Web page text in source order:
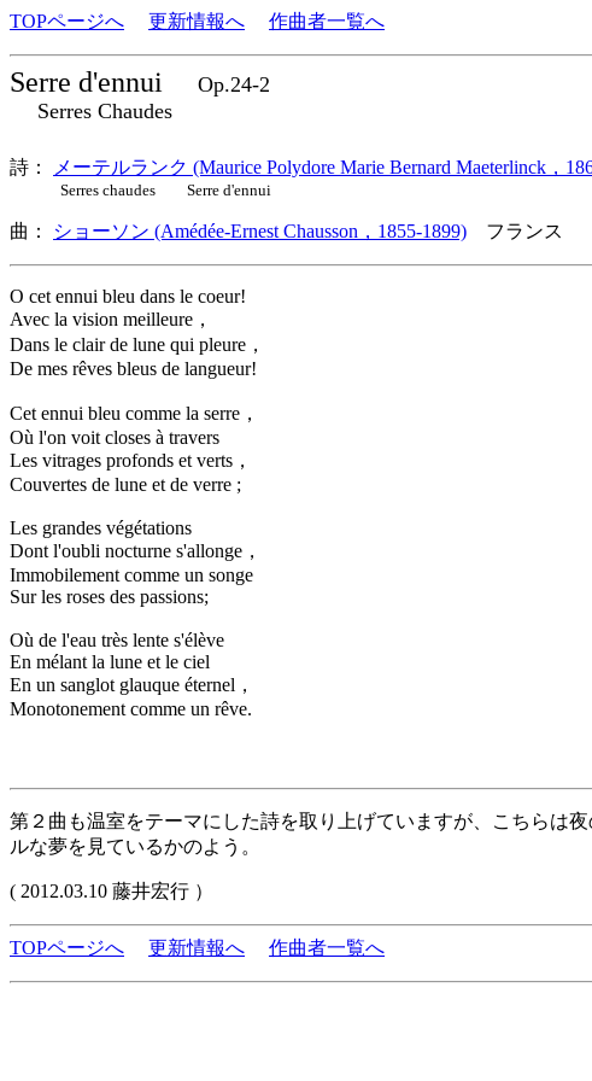
TOPページへ 更新情報へ 作曲者一覧へ
Serre d'ennui
Op.24-2
Serres Chaudes
詩： メーテルランク (Maurice Polydore Marie Bernard Maeterlinck，
Serres chaudes Serre d'ennui
曲： ショーソン (Amédée-Ernest Chausson，1855-1899) フランス
O cet ennui bleu dans le coeur!
Avec la vision meilleure，
Dans le clair de lune qui pleure，
De mes rêves bleus de langueur!
Cet ennui bleu comme la serre，
Où l'on voit closes à travers
Les vitrages profonds et verts，
Couvertes de lune et de verre ;
Les grandes végétations
Dont l'oubli nocturne s'allonge，
Immobilement comme un songe
Sur les roses des passions;
Où de l'eau très lente s'élève
En mélant la lune et le ciel
En un sanglot glauque éternel，
Monotonement comme un rêve.
第２曲も温室をテーマにした詩を取り上げていますが、こちらは
ルな夢を見ているかのよう。
( 2012.03.10 藤井宏行 ）
TOPページへ 更新情報へ 作曲者一覧へ